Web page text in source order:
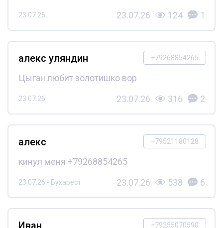
23.07.26 23.07.26 124 1
+79268854265
алекс уляндин
Цыган любит золотишко вор
23.07.26 23.07.26 316 2
+79521180128
алекс
кинул меня +79268854265
23.07.26 - Бухарест 23.07.26 538 6
+79255070590
Иван